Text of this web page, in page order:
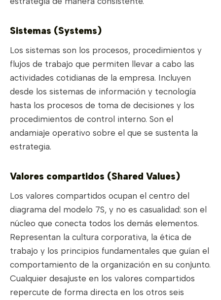
Sistemas (Systems)
Los sistemas son los procesos, procedimientos y
flujos de trabajo que permiten llevar a cabo las
actividades cotidianas de la empresa. Incluyen
desde los sistemas de información y tecnología
hasta los procesos de toma de decisiones y los
procedimientos de control interno. Son el
andamiaje operativo sobre el que se sustenta la
estrategia.
Valores compartidos (Shared Values)
Los valores compartidos ocupan el centro del
diagrama del modelo 7S, y no es casualidad: son el
núcleo que conecta todos los demás elementos.
Representan la cultura corporativa, la ética de
trabajo y los principios fundamentales que guían el
comportamiento de la organización en su conjunto.
Cualquier desajuste en los valores compartidos
repercute de forma directa en los otros seis